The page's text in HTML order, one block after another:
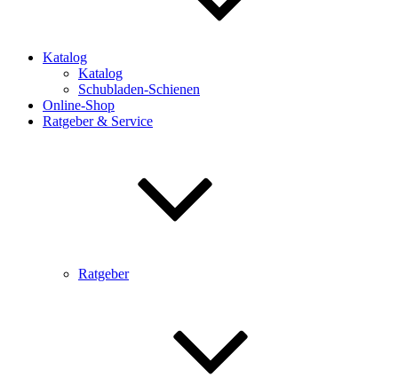
Katalog
Katalog
Schubladen-Schienen
Online-Shop
Ratgeber & Service
Ratgeber